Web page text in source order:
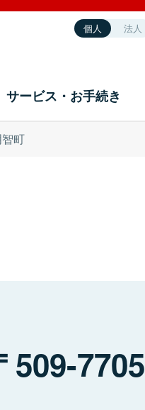
個人 法人
サービス・お手続き
町
509-7705